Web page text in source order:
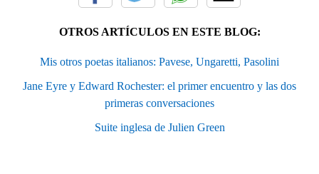
OTROS ARTÍCULOS EN ESTE BLOG:
Mis otros poetas italianos: Pavese, Ungaretti, Pasolini
Jane Eyre y Edward Rochester: el primer encuentro y las dos
primeras conversaciones
Suite inglesa de Julien Green